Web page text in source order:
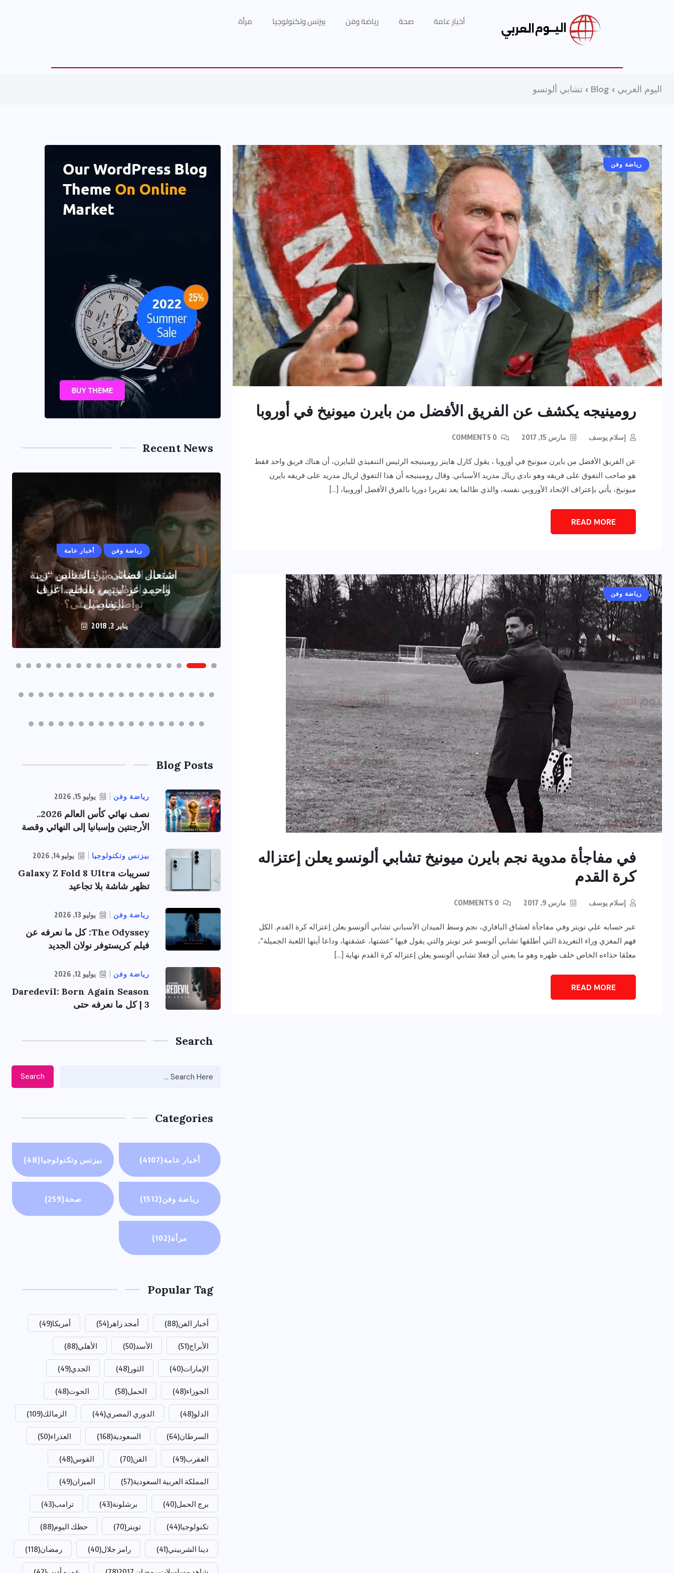
أخبار عامة صحة رياضة وفن بيزنس وتكنولوجيا مرأة
اليوم العربي >
Blog
> تشابي ألونسو
رياضة وفن
رومينيجه يكشف عن الفريق الأفضل من بايرن ميونيخ في أوروبا
إسلام يوسف مارس 15, 2017
عن الفريق الأفضل من بايرن ميونيخ في أوروبا ، يقول كارل هاينز رومينيجه الرئيس التنفيذي للبايرن، أن هناك فريق واحد فقط
هو صاحب التفوق على فريقه وهو نادي ريال مدريد الأسباني. وقال رومينيجه أن هذا التفوق لريال مدريد على فريقه بايرن
ميونيخ، يأتي بإعتراف الإتحاد الأوروبي نفسه، والذي طالما يعد تقريرا دوريا بالفرق الأفضل أوروبيا، […]
READ MORE
رياضة وفن
في مفاجأة مدوية نجم بايرن ميونيخ تشابي ألونسو يعلن إعتزاله
كرة القدم
إسلام يوسف مارس 9, 2017
عبر حسابه علي تويتر وفي مفاجأة لعشاق البافاري، نجم وسط الميدان الأسباني تشابي ألونسو يعلن إعتزاله كرة القدم. الكل
فهم المغزي وراء التغريدة التي أطلقها تشابي ألونسو عبر تويتر والتي يقول فيها “عشتها، عشقتها، وداعا أيتها اللعبة الجميلة”،
معلقا حذاءه الخاص خلف ظهره وهو ما يعني أن فعلا تشابي ألونسو يعلن إعتزاله كرة القدم نهاية […]
READ MORE
Recent News
أخبار عامة رياضة وفن
اشتعال قضائى بين الفنانين “زينه
واحمد عز”ينتهى بالخلع..اعرف
التفاصيل
يناير 2, 2018
رصد كامل للقاء “سميره سعيد”
مع صاحبه السعاده واعلان
اعتزالها الفن
ديسمبر 26, 2017
رصد اهم تصاريحات
الفنانه”شيرين رضا” مع سمر
يسرى..فما هى؟
ديسمبر 23, 2017
نجوم
Blog Posts
رياضة وفن يوليو 15, 2026
نصف نهائي كأس العالم 2026..
الأرجنتين وإسبانيا إلى النهائي وقصة
بيزنس وتكنولوجيا يوليو 14, 2026
تسريبات Galaxy Z Fold 8 Ultra
تظهر شاشة بلا تجاعيد
رياضة وفن يوليو 13, 2026
The Odyssey: كل ما نعرفه عن
فيلم كريستوفر نولان الجديد
رياضة وفن يوليو 12, 2026
Daredevil: Born Again Season
3 | كل ما نعرفه حتى
Search
Search
Categories
أخبار عامة(4107) بيزنس وتكنولوجيا(48)
رياضة وفن(1512) صحة(259)
مرأة(102)
Popular Tag
أخبار الفن(88) أمجد زاهر (54) أمريكا(49)
الأبراج(51) الأسد(50) الأهلي(88)
الإمارات(40) الثور (48) الجدي(49)
الجوزاء(48) الحمل(58) الحوت(48)
الدلو(48) الدوري المصري(44) الزمالك(109)
السرطان(64) السعودية(168) العذراء(50)
العقرب(49) الفن(70) القوس(48)
المملكة العربية السعودية(57) الميزان(49)
برج الحمل(40) برشلونة(43) ترامب(43)
تكنولوجيا(44) تويتر (70) حظك اليوم(88)
دينا الشربيني(41) رامز جلال(40) رمضان(118)